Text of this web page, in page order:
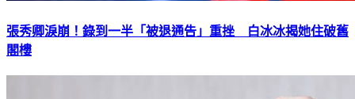
張秀卿淚崩！錄到一半「被退通告」重挫 白冰冰揭她住破舊
閣樓